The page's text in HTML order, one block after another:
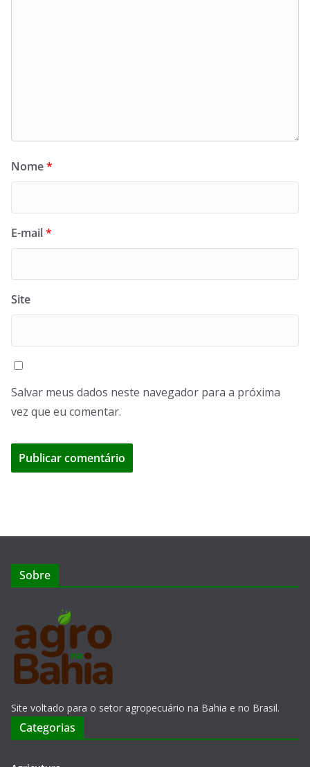
Nome*
E-mail*
Site
Salvar meus dados neste navegador para a próxima
vez que eu comentar.
Sobre
Site voltado para o setor agropecuário na Bahia e no Brasil.
Categorias